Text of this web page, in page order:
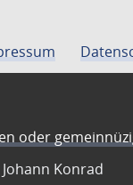
oder
Konrad